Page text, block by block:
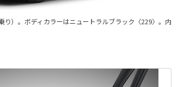
り）。ボディカラーはニュートラルブラック 〈229〉 。内